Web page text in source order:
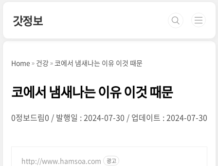
갓정보
Home 건강 코에서 냄새나는 이유 이것 때문
코에서 냄새나는 이유 이것 때문
0정보드림0 발행일 : 2024-07-30 업데이트 : 2024-07-30
http://www.hamsoa.com 광고